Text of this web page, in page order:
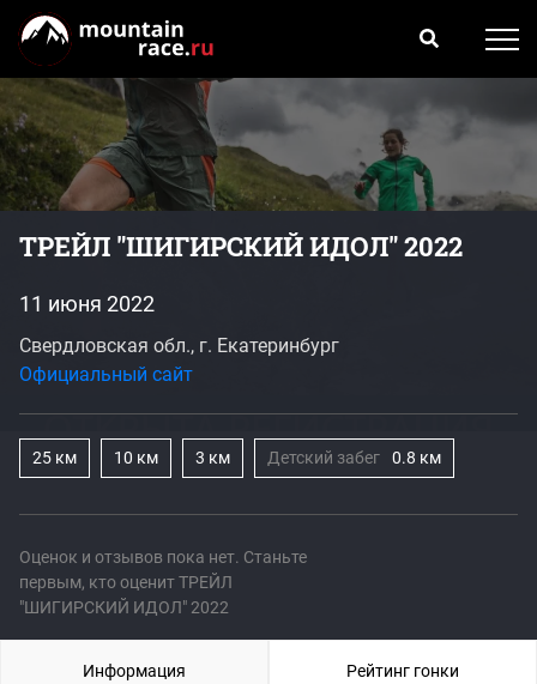
ТРЕЙЛ "ШИГИРСКИЙ ИДОЛ" 2022
Оценок и отзывов пока нет. Станьте
первым, кто оценит ТРЕЙЛ
"ШИГИРСКИЙ ИДОЛ" 2022
11 июня 2022
Свердловская обл., г. Екатеринбург
Официальный сайт
25 км 10 км 3 км Детский забег 0.8 км
Информация Рейтинг гонки